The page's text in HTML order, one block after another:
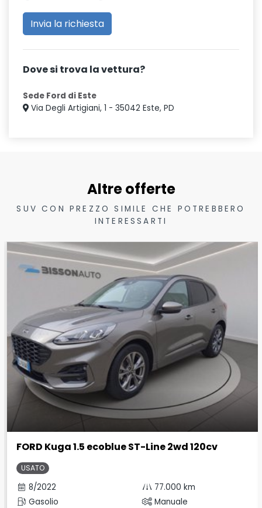
Dove si trova la vettura?
Sede Ford di Este
Via Degli Artigiani, 1 - 35042 Este, PD
Altre offerte
SUV CON PREZZO SIMILE CHE POTREBBERO
INTERESSARTI
FORD Kuga 1.5 ecoblue ST-Line 2wd 120cv
USATO
8/2022
77.000 km
Gasolio
Manuale